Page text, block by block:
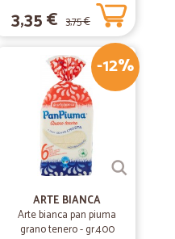
3,35 € 3,75 €
-12%
ARTE BIANCA
Arte bianca pan piuma
grano tenero - gr.400